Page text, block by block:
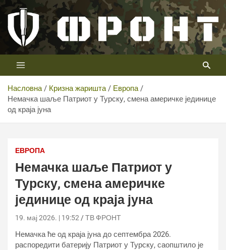
Скип
цонтент
Телевизија ФРОНТ
Први војни канал у Србији
Насловна Кризна жаришта
Европа
Немачка шаље Патриот у Турску, смена америчке јединице
од краја јуна
ЕВРОПА
Немачка шаље Патриот у
Турску, смена америчке
јединице од краја јуна
19. мај 2026. | 19:52 ТВ ФРОНТ
Немачка ће од краја јуна до септембра 2026.
распоредити батерију Патриот у Турску, саопштило је